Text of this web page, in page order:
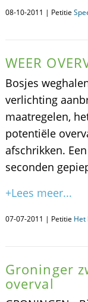
08-10-2011 | Petitie
WEER
Bosjes
verlichting
maatregelen,
potentiële
afschrikken.
seconden
+Lees meer...
07-07-2011 | Petitie Het
Groninger
overval